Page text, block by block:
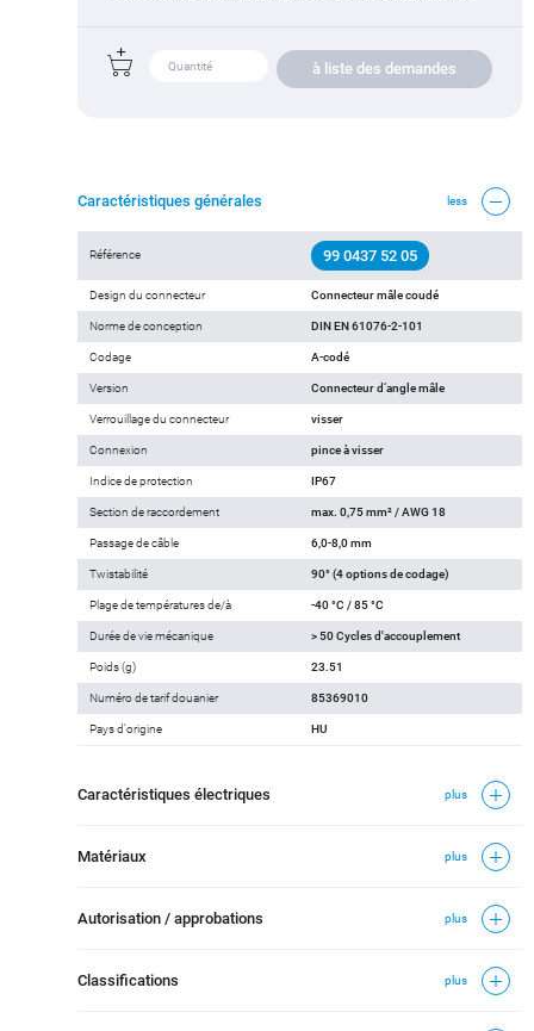
à liste des demandes
Caractéristiques générales less
Référence 99 0437 52 05
Design du connecteur Connecteur mâle coudé
Norme de conception DIN EN 61076-2-101
Codage A-codé
Version Connecteur d‘angle mâle
Verrouillage du connecteur visser
Connexion pince à visser
Indice de protection IP67
Section de raccordement max. 0,75 mm² / AWG 18
Passage de câble 6,0-8,0 mm
Twistabilité 90° (4 options de codage)
Plage de températures de/à -40 °C / 85 °C
Durée de vie mécanique > 50 Cycles d'accouplement
Poids (g) 23.51
Numéro de tarif douanier 85369010
Pays d'origine HU
Caractéristiques électriques plus
Matériaux plus
Autorisation / approbations plus
Classifications plus